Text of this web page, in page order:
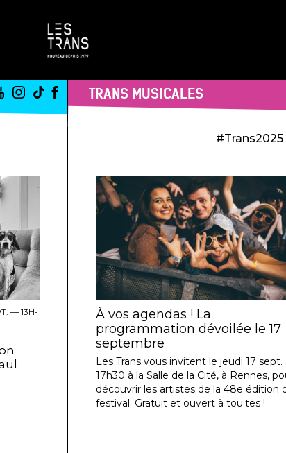
— 13H-
TRANS MUSICALES
À vos agendas ! La
programmation dévoilée le 17
septembre
Les Trans vous invitent le jeudi 17 sept.
17h30 à la Salle de la Cité, à Rennes,
découvrir les artistes de la 48e édition
festival. Gratuit et ouvert à tou·tes !